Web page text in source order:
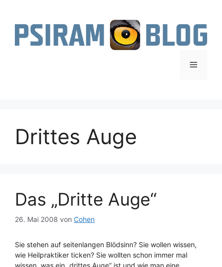
springen
Menü
Drittes Auge
Das „Dritte Auge“
26. Mai 2008 von Cohen
Sie stehen auf seitenlangen Blödsinn? Sie wollen wissen,
wie Heilpraktiker ticken? Sie wollten schon immer mal
wissen, was ein „drittes Auge“ ist und wie man eine